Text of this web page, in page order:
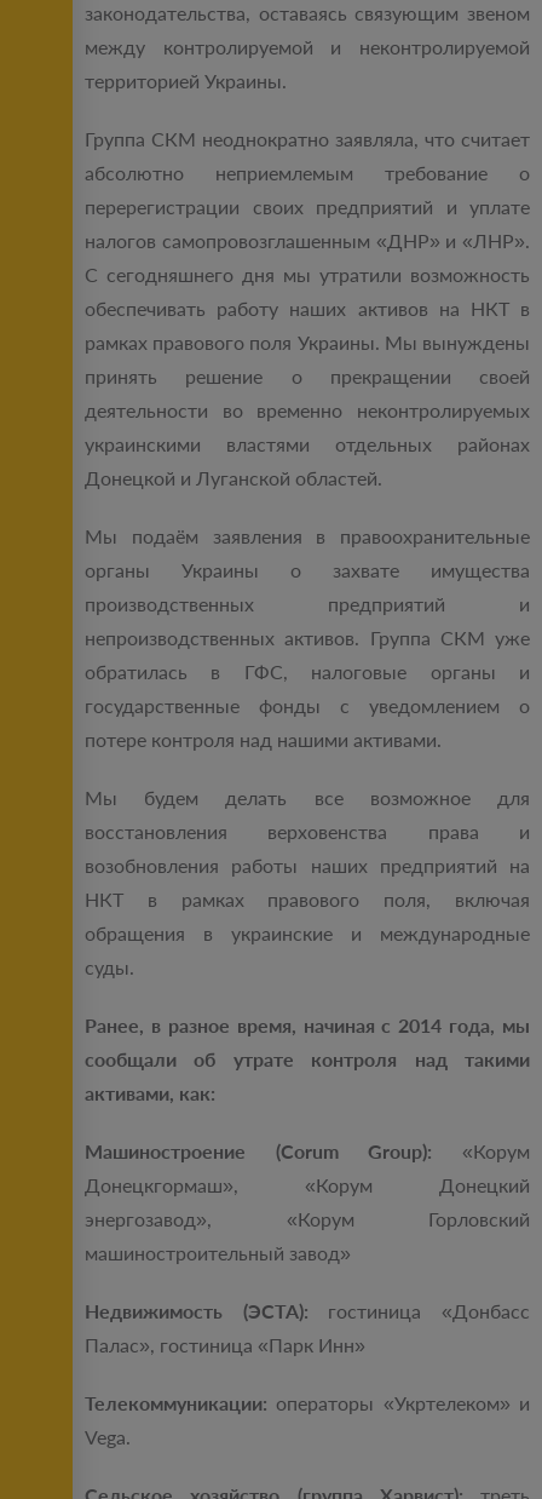
законодательства, оставаясь связующим звеном
между контролируемой и неконтролируемой
территорией Украины.
Группа СКМ неоднократно заявляла, что считает
абсолютно неприемлемым требование о
перерегистрации своих предприятий и уплате
налогов самопровозглашенным «ДНР» и «ЛНР».
С сегодняшнего дня мы утратили возможность
обеспечивать работу наших активов на НКТ в
рамках правового поля Украины. Мы вынуждены
принять решение о прекращении своей
деятельности во временно неконтролируемых
украинскими властями отдельных районах
Донецкой и Луганской областей.
Мы подаём заявления в правоохранительные
органы Украины о захвате имущества
производственных предприятий и
непроизводственных активов. Группа СКМ уже
обратилась в ГФС, налоговые органы и
государственные фонды с уведомлением о
потере контроля над нашими активами.
Мы будем делать все возможное для
восстановления верховенства права и
возобновления работы наших предприятий на
НКТ в рамках правового поля, включая
обращения в украинские и международные
суды.
Ранее, в разное время, начиная с 2014 года, мы
сообщали об утрате контроля над такими
активами, как:
Машиностроение (Corum Group): «Корум
Донецкгормаш», «Корум Донецкий
энергозавод», «Корум Горловский
машиностроительный завод»
Недвижимость (ЭСТА): гостиница «Донбасс
Палас», гостиница «Парк Инн»
Телекоммуникации: операторы «Укртелеком» и
Vega.